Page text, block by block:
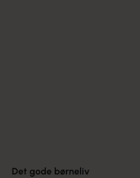
Det gode børneliv